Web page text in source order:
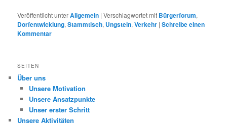
Veröffentlicht unterAllgemein |Verschlagwortet mit Bürgerforum,
Dorfentwicklung,Stammtisch, Ungstein,Verkehr |Schreibe einen
Kommentar
SEITEN
Über uns
Unsere Motivation
Unsere Ansatzpunkte
Unser erster Schritt
Unsere Aktivitäten